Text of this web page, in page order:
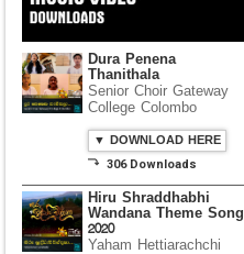
Dura Penena
Thanithala
Senior Choir Gateway
College Colombo
▼ DOWNLOAD HERE
⤵ 306 Downloads
Hiru Shraddhabhi
Wandana Theme Song
2020
Yaham Hettiarachchi